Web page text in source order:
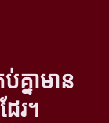
នាមាន
រ។